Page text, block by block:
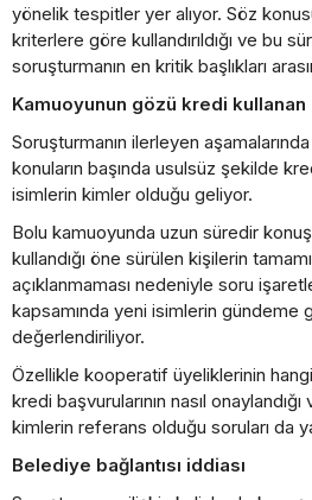
yönelik tespitler yer alıyor. Söz
kriterlere göre kullandırıldığı ve bu
soruşturmanın en kritik başlıkları
Kamuoyunun gözü kredi
Soruşturmanın ilerleyen
konuların başında usulsüz şekilde
isimlerin kimler olduğu geliyor.
Bolu kamuoyunda uzun süredir
kullandığı öne sürülen kişilerin
açıklanmaması nedeniyle soru
kapsamında yeni isimlerin gündeme
değerlendiriliyor.
Özellikle kooperatif üyeliklerinin
kredi başvurularının nasıl
kimlerin referans olduğu soruları da
Belediye bağlantısı iddiası